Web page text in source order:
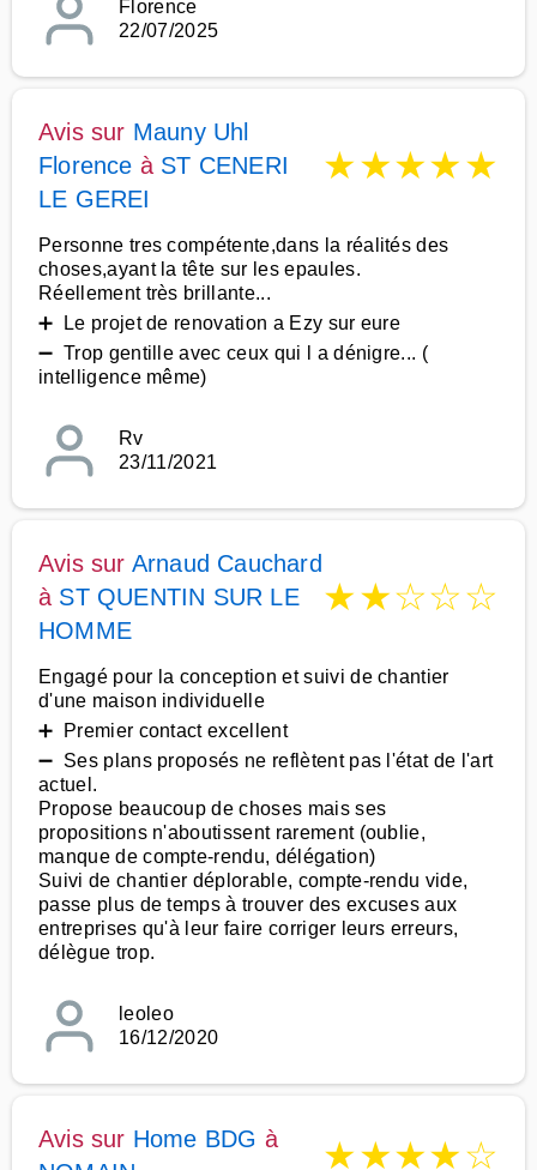
Florence
22/07/2025
Avis sur Mauny Uhl
Florence à ST CENERI
LE GEREI
★★★★★
Personne tres compétente,dans la réalités des
choses,ayant la tête sur les epaules.
Réellement très brillante...
➕ Le projet de renovation a Ezy sur eure
➖ Trop gentille avec ceux qui l a dénigre... (
intelligence même)
Rv
23/11/2021
Avis sur Arnaud Cauchard
à ST QUENTIN SUR LE
HOMME
★★☆☆☆
Engagé pour la conception et suivi de chantier
d'une maison individuelle
➕ Premier contact excellent
➖ Ses plans proposés ne reflètent pas l'état de l'art
actuel.
Propose beaucoup de choses mais ses
propositions n'aboutissent rarement (oublie,
manque de compte-rendu, délégation)
Suivi de chantier déplorable, compte-rendu vide,
passe plus de temps à trouver des excuses aux
entreprises qu'à leur faire corriger leurs erreurs,
délègue trop.
leoleo
16/12/2020
Avis sur Home BDG à
★★★★☆